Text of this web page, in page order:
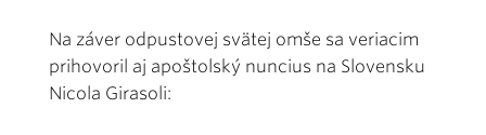
Na záver odpustovej svätej omše sa veriacim
prihovoril aj apoštolský nuncius na Slovensku
Nicola Girasoli: